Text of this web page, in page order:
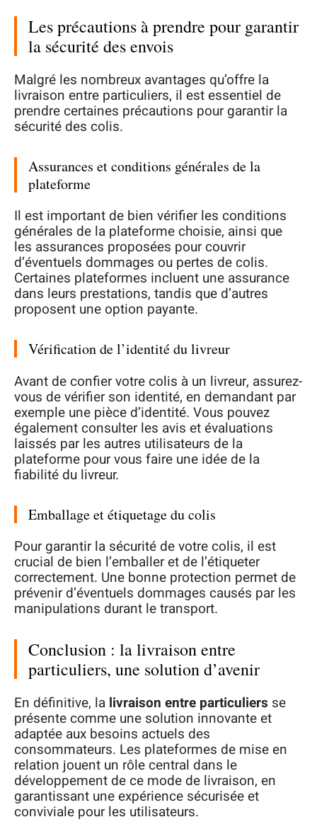
Les précautions à prendre pour garantir
la sécurité des envois
Malgré les nombreux avantages qu’offre la
livraison entre particuliers, il est essentiel de
prendre certaines précautions pour garantir la
sécurité des colis.
Assurances et conditions générales de la
plateforme
Il est important de bien vérifier les conditions
générales de la plateforme choisie, ainsi que
les assurances proposées pour couvrir
d’éventuels dommages ou pertes de colis.
Certaines plateformes incluent une assurance
dans leurs prestations, tandis que d’autres
proposent une option payante.
Vérification de l’identité du livreur
Avant de confier votre colis à un livreur, assurez-
vous de vérifier son identité, en demandant par
exemple une pièce d’identité. Vous pouvez
également consulter les avis et évaluations
laissés par les autres utilisateurs de la
plateforme pour vous faire une idée de la
fiabilité du livreur.
Emballage et étiquetage du colis
Pour garantir la sécurité de votre colis, il est
crucial de bien l’emballer et de l’étiqueter
correctement. Une bonne protection permet de
prévenir d’éventuels dommages causés par les
manipulations durant le transport.
Conclusion : la livraison entre
particuliers, une solution d’avenir
En définitive, la livraison entre particuliers se
présente comme une solution innovante et
adaptée aux besoins actuels des
consommateurs. Les plateformes de mise en
relation jouent un rôle central dans le
développement de ce mode de livraison, en
garantissant une expérience sécurisée et
conviviale pour les utilisateurs.